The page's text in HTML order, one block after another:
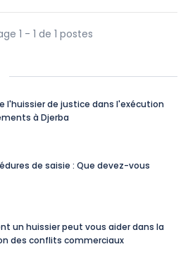
1 - 1 de 1 postes
l'huissier de justice dans l'exécution
à Djerba
de saisie : Que devez-vous
un huissier peut vous aider dans la
des conflits commerciaux